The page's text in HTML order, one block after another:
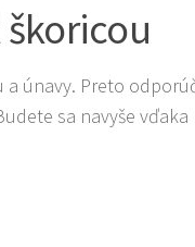
a únavy. Preto
sa navyše